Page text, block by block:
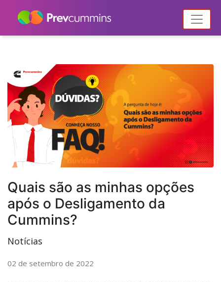
Home Notícias Categoria "Notícias" (Página2)
Quais são as minhas opções
após o Desligamento da
Cummins?
Notícias
02 de setembro de 2022